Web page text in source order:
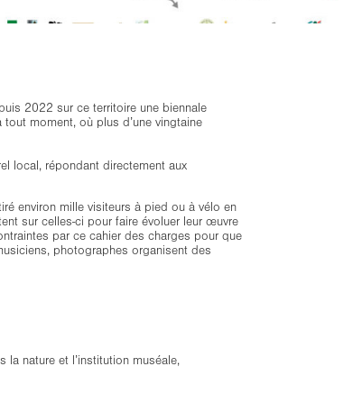
2022 sur ce territoire une biennale
moment, où plus d’une vingtaine
local, répondant directement aux
environ mille visiteurs à pied ou à vélo en
sur celles-ci pour faire évoluer leur œuvre
par ce cahier des charges pour que
photographes organisent des
la nature et l’institution muséale,